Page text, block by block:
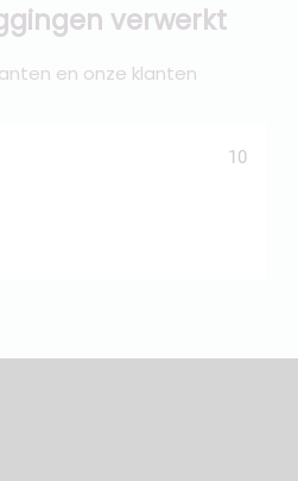
verwerkt
en onze klanten
10